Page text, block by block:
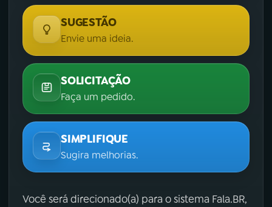
SUGESTÃO
Envie uma ideia.
SOLICITAÇÃO
Faça um pedido.
SIMPLIFIQUE
Sugira melhorias.
Você será direcionado(a) para o sistema Fala.BR,